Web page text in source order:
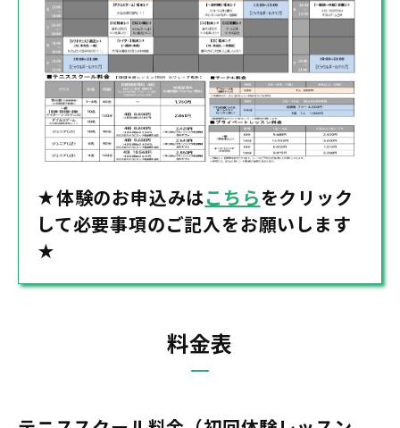
★体験のお申込みはこちらをクリック
して必要事項のご記入をお願いします
★
料金表